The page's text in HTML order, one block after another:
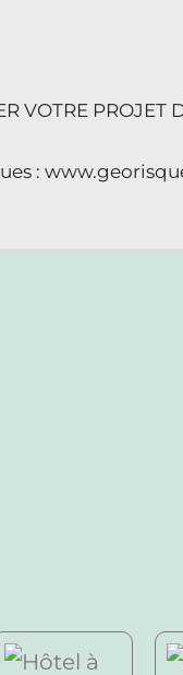
VOTRE PROJET
: